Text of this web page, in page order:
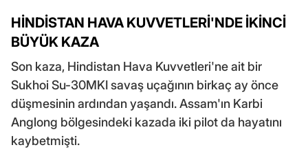
HİNDİSTAN HAVA KUVVETLERİ'NDE İKİNCİ
BÜYÜK KAZA
Son kaza, Hindistan Hava Kuvvetleri'ne ait bir
Sukhoi Su-30MKI savaş uçağının birkaç ay önce
düşmesinin ardından yaşandı. Assam'ın Karbi
Anglong bölgesindeki kazada iki pilot da hayatını
kaybetmişti.